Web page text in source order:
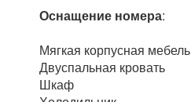
Оснащение номера:
Мягкая корпусная мебель
Двуспальная кровать
Шкаф